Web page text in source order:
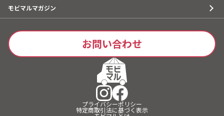
モビマルマガジン
お問い合わせ
プライバシーポリシー
特定商取引法に基づく表示